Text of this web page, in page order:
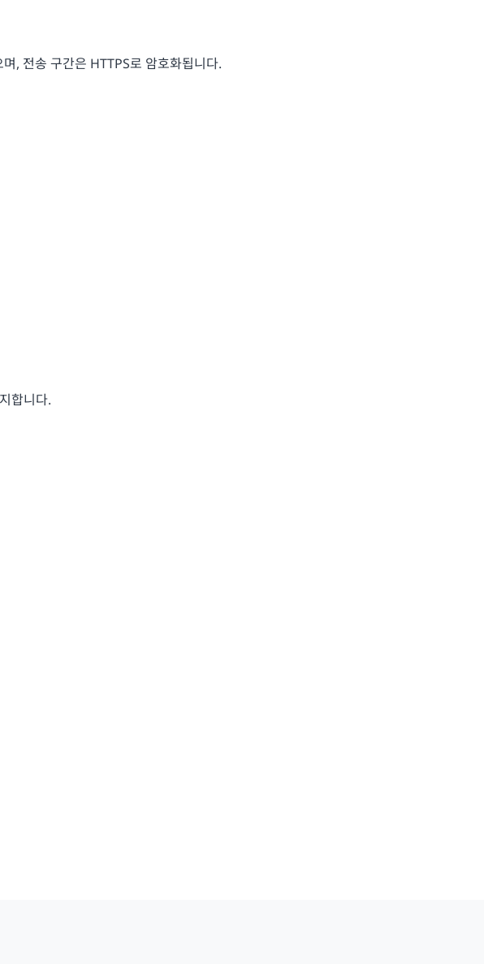
, 전송 구간은 HTTPS로 암호화됩니다.
합니다.